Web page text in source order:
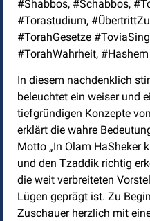
#Shabbos, #Schabbos,
#Torastudium,
#TorahGesetze
#TorahWahrheit,
In diesem nachdenklich
beleuchtet ein weiser und
tiefgründigen Konzepte
erklärt die wahre
Motto „In Olam HaSheker
und den Tzaddik richtig
die weit verbreiteten
Lügen geprägt ist. Zu
Zuschauer herzlich mit